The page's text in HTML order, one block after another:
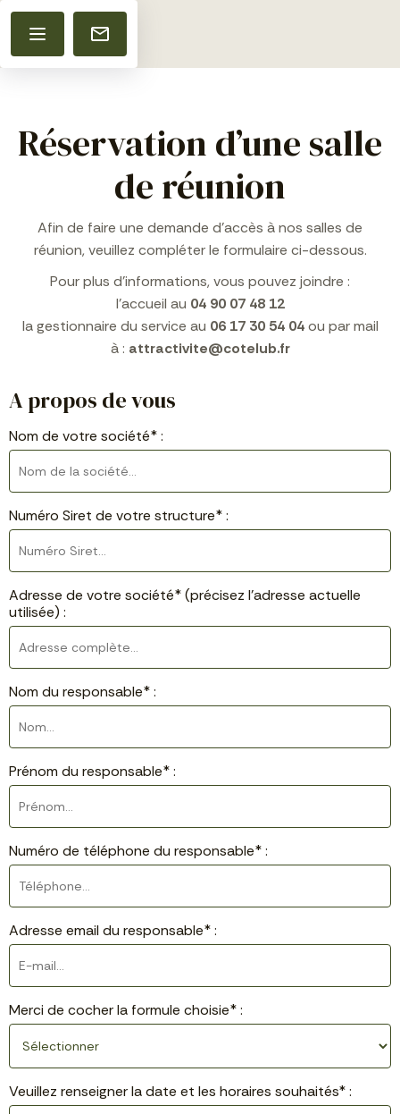
Réservation d’une salle
de réunion
Afin de faire une demande d’accès à nos salles de
réunion, veuillez compléter le formulaire ci-dessous.
Pour plus d’informations, vous pouvez joindre :
l’accueil au 04 90 07 48 12
la gestionnaire du service au 06 17 30 54 04ou par mail
à : attractivite@cotelub.fr
A propos de vous
Nom de votre société* :
Numéro Siret de votre structure* :
Adresse de votre société* (précisez l’adresse actuelle
utilisée) :
Nom du responsable* :
Prénom du responsable* :
Numéro de téléphone du responsable* :
Adresse email du responsable* :
Merci de cocher la formule choisie* :
Veuillez renseigner la date et les horaires souhaités* :